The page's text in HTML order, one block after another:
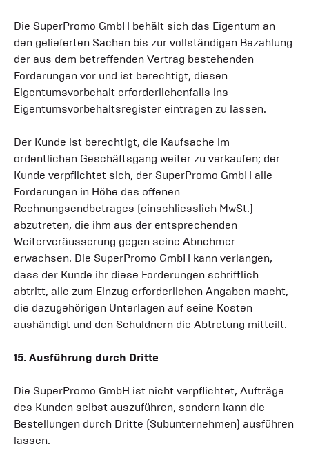
Die SuperPromo GmbH behält sich das Eigentum an
den gelieferten Sachen bis zur vollständigen Bezahlung
der aus dem betreffenden Vertrag bestehenden
Forderungen vor und ist berechtigt, diesen
Eigentumsvorbehalt erforderlichenfalls ins
Eigentumsvorbehaltsregister eintragen zu lassen.
Der Kunde ist berechtigt, die Kaufsache im
ordentlichen Geschäftsgang weiter zu verkaufen; der
Kunde verpflichtet sich, der SuperPromo GmbH alle
Forderungen in Höhe des offenen
Rechnungsendbetrages (einschliesslich MwSt.)
abzutreten, die ihm aus der entsprechenden
Weiterveräusserung gegen seine Abnehmer
erwachsen. Die SuperPromo GmbH kann verlangen,
dass der Kunde ihr diese Forderungen schriftlich
abtritt, alle zum Einzug erforderlichen Angaben macht,
die dazugehörigen Unterlagen auf seine Kosten
aushändigt und den Schuldnern die Abtretung mitteilt.
15. Ausführung durch Dritte
Die SuperPromo GmbH ist nicht verpflichtet, Aufträge
des Kunden selbst auszuführen, sondern kann die
Bestellungen durch Dritte (Subunternehmen) ausführen
lassen.